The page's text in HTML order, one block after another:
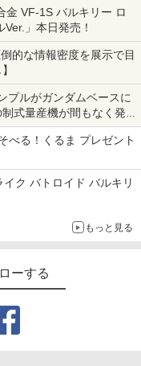
金 VF-1S バルキリー ロ
」本日発売！
的な情報密度を展示で目
プルがガンダムベースに
式量産機が間もなく発送
べる！くるま プレゼント
体験とコラボの楽しさを
ク バトロイド バルキリ
もっと見る
ーする